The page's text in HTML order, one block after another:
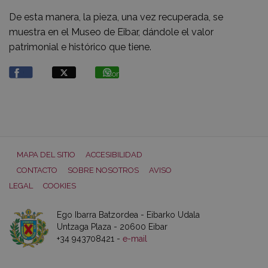
De esta manera, la pieza, una vez recuperada, se
muestra en el Museo de Eibar, dándole el valor
patrimonial e histórico que tiene.
Compartir
MAPA DEL SITIO
ACCESIBILIDAD
CONTACTO
SOBRE NOSOTROS
AVISO
LEGAL
COOKIES
Ego Ibarra Batzordea - Eibarko Udala
Untzaga Plaza - 20600 Eibar
+34 943708421 - e-mail